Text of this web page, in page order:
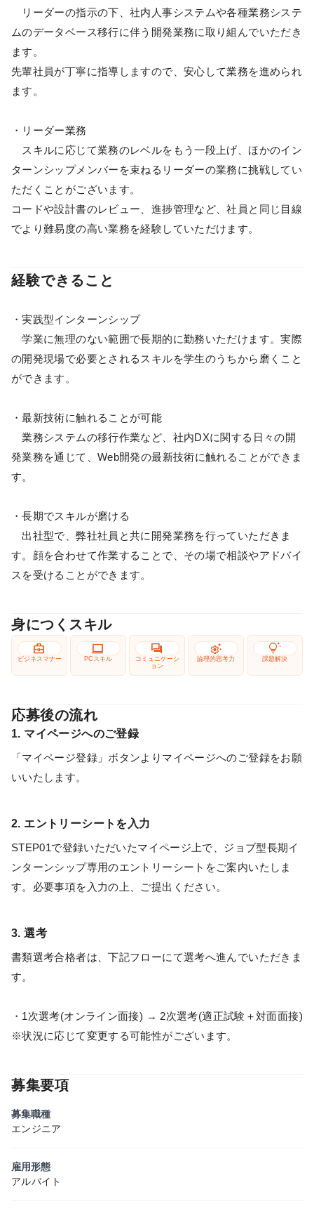
リーダーの指示の下、社内人事システムや各種業務システ
ムのデータベース移行に伴う開発業務に取り組んでいただき
ます。
先輩社員が丁寧に指導しますので、安心して業務を進められ
ます。
・リーダー業務
スキルに応じて業務のレベルをもう一段上げ、ほかのイン
ターンシップメンバーを束ねるリーダーの業務に挑戦してい
ただくことがございます。
コードや設計書のレビュー、進捗管理など、社員と同じ目線
でより難易度の高い業務を経験していただけます。
経験できること
・実践型インターンシップ
学業に無理のない範囲で長期的に勤務いただけます。実際
の開発現場で必要とされるスキルを学生のうちから磨くこと
ができます。
・最新技術に触れることが可能
業務システムの移行作業など、社内DXに関する日々の開
発業務を通じて、Web開発の最新技術に触れることができま
す。
・長期でスキルが磨ける
出社型で、弊社社員と共に開発業務を行っていただきま
す。顔を合わせて作業することで、その場で相談やアドバイ
スを受けることができます。
身につくスキル
business_center
ビジネスマナー
computer
PCスキル
forum
コミュニケーシ
ョン
settings_suggest
論理的思考力
tips_and_updates
課題解決
応募後の流れ
1. マイページへのご登録
「マイページ登録」ボタンよりマイページへのご登録をお願
いいたします。
2. エントリーシートを入力
STEP01で登録いただいたマイページ上で、ジョブ型長期イ
ンターンシップ専用のエントリーシートをご案内いたしま
す。必要事項を入力の上、ご提出ください。
3. 選考
書類選考合格者は、下記フローにて選考へ進んでいただきま
す。
・1次選考(オンライン面接) → 2次選考(適正試験＋対面面接)
※状況に応じて変更する可能性がございます。
募集要項
募集職種
エンジニア
雇用形態
アルバイト